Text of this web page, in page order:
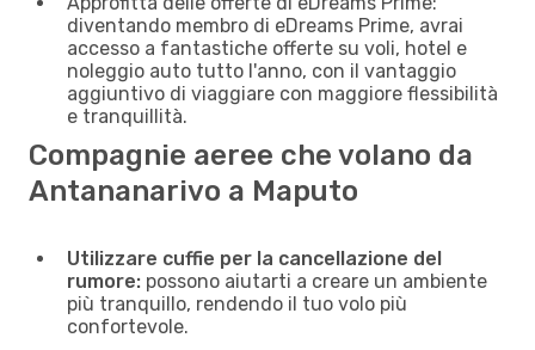
diventando membro di eDreams Prime, avrai
accesso a fantastiche offerte su voli, hotel e
noleggio auto tutto l'anno, con il vantaggio
aggiuntivo di viaggiare con maggiore flessibilità
e tranquillità.
Compagnie aeree che volano da
Antananarivo a Maputo
Utilizzare cuffie per la cancellazione del
rumore: possono aiutarti a creare un ambiente
più tranquillo, rendendo il tuo volo più
confortevole.